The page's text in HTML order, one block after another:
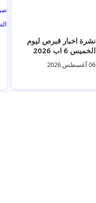
نشرة اخبار قبرص ليوم
الخميس 6 اب 2026
06 أغسطس 2026